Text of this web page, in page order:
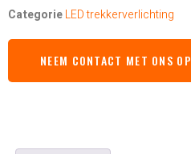
CategorieLED trekkerverlichting
NEEM CONTACT MET ONS OP